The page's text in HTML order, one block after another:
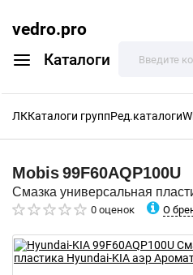
vedro.pro
Каталоги
ЛККаталоги группРед.каталоги
Mobis99F60AQP100U
Смазка универсальная
0 оценок О